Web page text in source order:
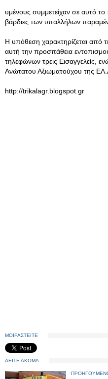
υμένους συμμετείχαν σε αυτό
βάρδιες των υπαλλήλων
Η υπόθεση χαρακτηρίζεται από
αυτή την προσπάθεια
τηλεφώνων τρεις Εισαγγελείς,
Ανώτατου Αξιωματούχου της
http://trikalagr.blogspot.gr
ΜΟΙΡΑΣΤΕΙΤΕ
ΔΕΙΤΕ ΑΚΟΜΑ